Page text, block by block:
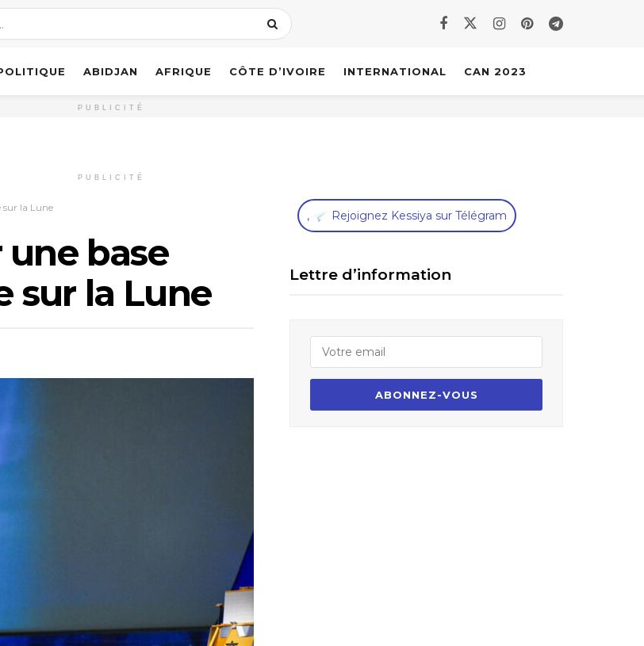
ABIDJAN AFRIQUE CÔTE D’IVOIRE INTERNATIONAL CAN 2023
PUBLICITÉ
PUBLICITÉ
sur la Lune
une base
sur la Lune
, Rejoignez Kessiya sur Télégram
Lettre d’information